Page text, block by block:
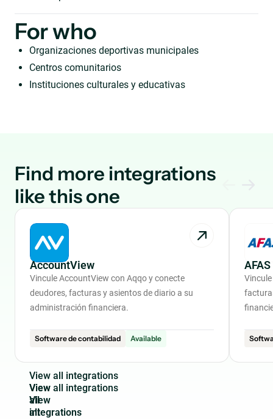
For who
Organizaciones deportivas municipales
Centros comunitarios
Instituciones culturales y educativas
Find more integrations
like this one
AccountView
Vincule AccountView con Aqqo y conecte
deudores, facturas y asientos de diario a su
administración financiera.
Software de contabilidad Available
AFAS
View a integrations
View
all
integrations